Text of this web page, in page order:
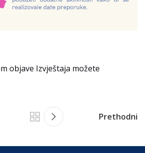
objave Izvještaja možete
Prethodni